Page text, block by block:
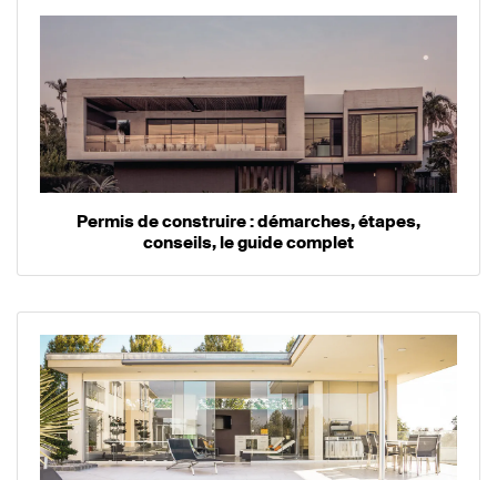
Permis de construire : démarches, étapes,
conseils, le guide complet